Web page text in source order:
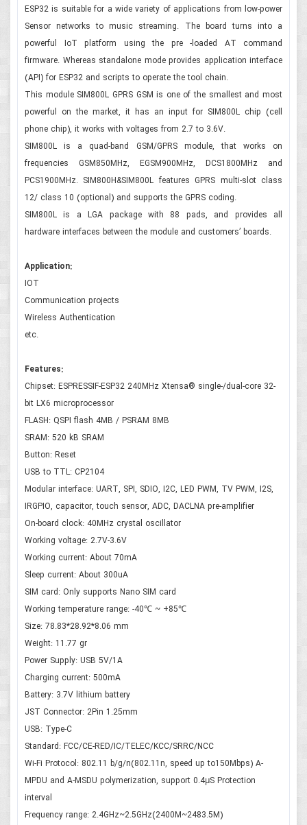
ESP32 is suitable for a wide variety of applications from low-power
Sensor networks to music streaming. The board turns into a
powerful IoT platform using the pre -loaded AT command
firmware. Whereas standalone mode provides application interface
(API) for ESP32 and scripts to operate the tool chain.
This module SIM800L GPRS GSM is one of the smallest and most
powerful on the market, it has an input for SIM800L chip (cell
phone chip), it works with voltages from 2.7 to 3.6V.
SIM800L is a quad-band GSM/GPRS module, that works on
frequencies GSM850MHz, EGSM900MHz, DCS1800MHz and
PCS1900MHz. SIM800H&SIM800L features GPRS multi-slot class
12/ class 10 (optional) and supports the GPRS coding.
SIM800L is a LGA package with 88 pads, and provides all
hardware interfaces between the module and customers’ boards.
Application:
IOT
Communication projects
Wireless Authentication
etc.
Features:
Chipset: ESPRESSIF-ESP32 240MHz Xtensa® single-/dual-core 32-
bit LX6 microprocessor
FLASH: QSPI flash 4MB / PSRAM 8MB
SRAM: 520 kB SRAM
Button: Reset
USB to TTL: CP2104
Modular interface: UART, SPI, SDIO, I2C, LED PWM, TV PWM, I2S,
IRGPIO, capacitor, touch sensor, ADC, DACLNA pre-amplifier
On-board clock: 40MHz crystal oscillator
Working voltage: 2.7V-3.6V
Working current: About 70mA
Sleep current: About 300uA
SIM card: Only supports Nano SIM card
Working temperature range: -40℃ ~ +85℃
Size: 78.83*28.92*8.06 mm
Weight: 11.77 gr
Power Supply: USB 5V/1A
Charging current: 500mA
Battery: 3.7V lithium battery
JST Connector: 2Pin 1.25mm
USB: Type-C
Standard: FCC/CE-RED/IC/TELEC/KCC/SRRC/NCC
Wi-Fi Protocol: 802.11 b/g/n(802.11n, speed up to150Mbps) A-
MPDU and A-MSDU polymerization, support 0.4μS Protection
interval
Frequency range: 2.4GHz~2.5GHz(2400M~2483.5M)